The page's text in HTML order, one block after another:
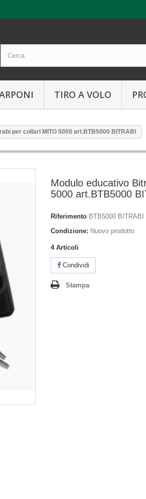
TIRO A VOLO
per collari MITO 5000 art.BTB5000 BITRABI
Modulo educativo
5000 art.BTB5000
Riferimento BTB5000 BITRABI
Condizione: Nuovo prodotto
4 Articoli
Condividi
Stampa